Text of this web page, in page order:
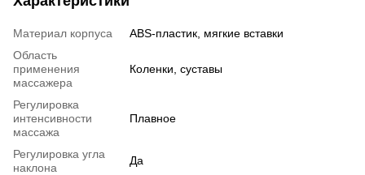
Материал корпуса
ABS-пластик, мягкие вставки
Область
применения
массажера
Коленки, суставы
Регулировка
интенсивности
массажа
Плавное
Регулировка угла
наклона
Да